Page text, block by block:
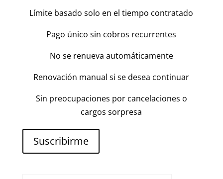
Límite basado solo en el tiempo contratado
Pago único sin cobros recurrentes
No se renueva automáticamente
Renovación manual si se desea continuar
Sin preocupaciones por cancelaciones o
cargos sorpresa
Suscribirme